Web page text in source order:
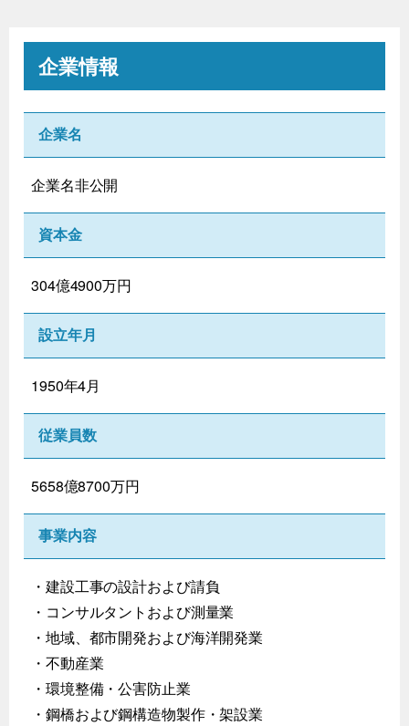
企業情報
企業名
企業名非公開
資本金
304億4900万円
設立年月
1950年4月
従業員数
5658億8700万円
事業内容
・建設工事の設計および請負
・コンサルタントおよび測量業
・地域、都市開発および海洋開発業
・不動産業
・環境整備・公害防止業
・鋼橋および鋼構造物製作・架設業